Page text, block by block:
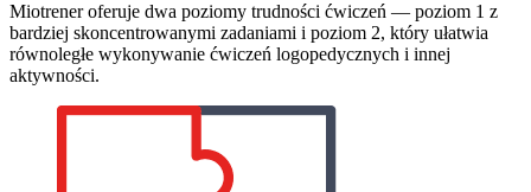
Miotrener oferuje dwa poziomy trudności ćwiczeń — poziom 1 z
bardziej skoncentrowanymi zadaniami i poziom 2, który ułatwia
równoległe wykonywanie ćwiczeń logopedycznych i innej
aktywności.